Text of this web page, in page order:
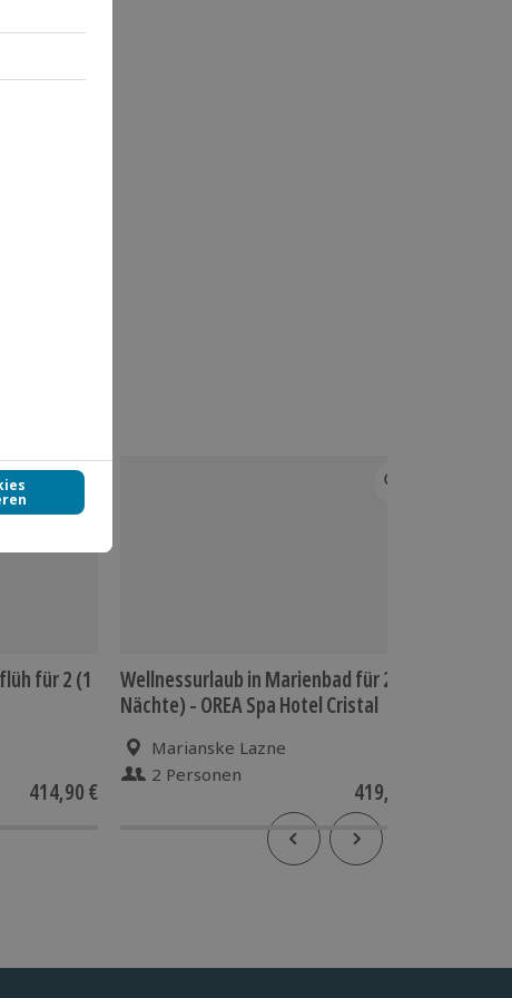
für 2 (1
414,90 €
Wellnessurlaub in Marienbad für 2 (2
Nächte) - OREA Spa Hotel Cristal
Marianske Lazne
2 Personen
419,90 €